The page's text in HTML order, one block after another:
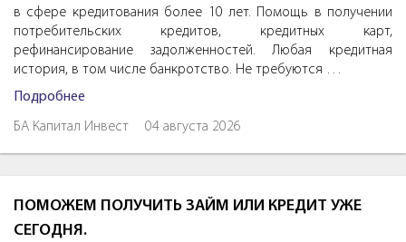
в сфере кредитования более 10 лет. Помощь в получении
потребительских кредитов, кредитных карт,
рефинансирование задолженностей. Любая кредитная
история, в том числе банкротство. Не требуются …
Подробнее
БА Капитал Инвест 04 августа 2026
ПОМОЖЕМ ПОЛУЧИТЬ ЗАЙМ ИЛИ КРЕДИТ УЖЕ
СЕГОДНЯ.